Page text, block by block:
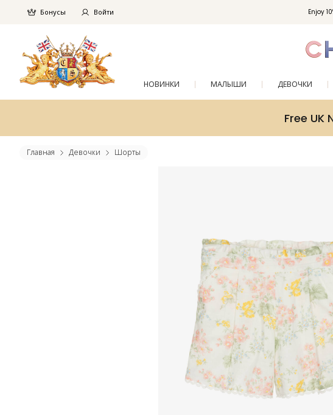
Enjoy
Бонусы Войти
НОВИНКИ МАЛЫШИ ДЕВОЧКИ
Free UK
Главная Девочки Шорты